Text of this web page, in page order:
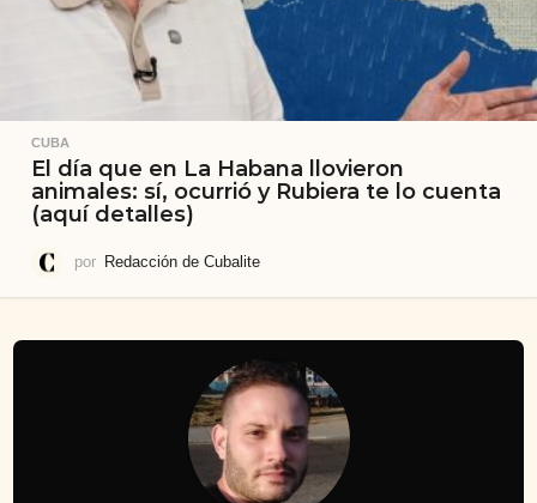
CUBA
El día que en La Habana llovieron
animales: sí, ocurrió y Rubiera te lo cuenta
(aquí detalles)
por Redacción de Cubalite